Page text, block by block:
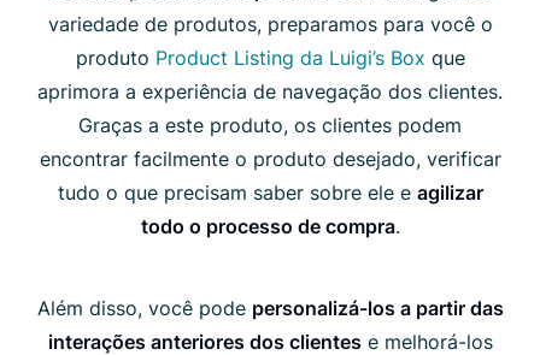
variedade de produtos, preparamos para você o
produto Product Listing da Luigi’s Box que
aprimora a experiência de navegação dos clientes.
Graças a este produto, os clientes podem
encontrar facilmente o produto desejado, verificar
tudo o que precisam saber sobre ele e agilizar
todo o processo de compra.
Além disso, você pode personalizá-los a partir das
interações anteriores dos clientese melhorá-los